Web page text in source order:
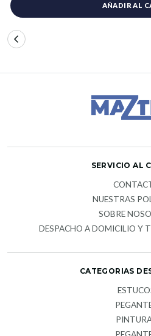
AÑADIR AL
SERVICIO AL
NUESTRAS
SOBRE
DESPACHO A DOMICILIO Y
CATEGORIAS